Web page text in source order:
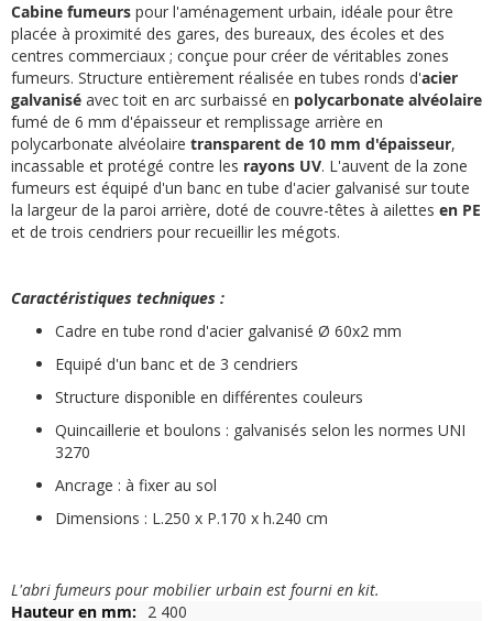
Cabine fumeurs pour l'aménagement urbain, idéale pour être
placée à proximité des gares, des bureaux, des écoles et des
centres commerciaux ; conçue pour créer de véritables zones
fumeurs. Structure entièrement réalisée en tubes ronds d'acier
galvanisé avec toit en arc surbaissé en polycarbonate alvéolaire
fumé de 6 mm d'épaisseur et remplissage arrière en
polycarbonate alvéolaire transparent de 10 mm d'épaisseur,
incassable et protégé contre les rayons UV. L'auvent de la zone
fumeurs est équipé d'un banc en tube d'acier galvanisé sur toute
la largeur de la paroi arrière, doté de couvre-têtes à ailettes en PE
et de trois cendriers pour recueillir les mégots.
Caractéristiques techniques :
Cadre en tube rond d'acier galvanisé Ø 60x2 mm
Equipé d'un banc et de 3 cendriers
Structure disponible en différentes couleurs
Quincaillerie et boulons : galvanisés selon les normes UNI
3270
Ancrage : à fixer au sol
Dimensions : L.250 x P.170 x h.240 cm
L'abri fumeurs pour mobilier urbain est fourni en kit.
Plus
2 400